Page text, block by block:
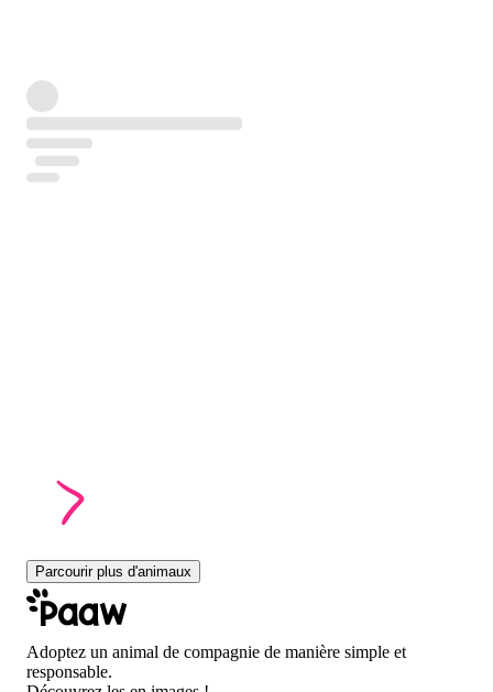
Parcourir plus d'animaux
Adoptez un animal de compagnie de manière simple et
responsable.